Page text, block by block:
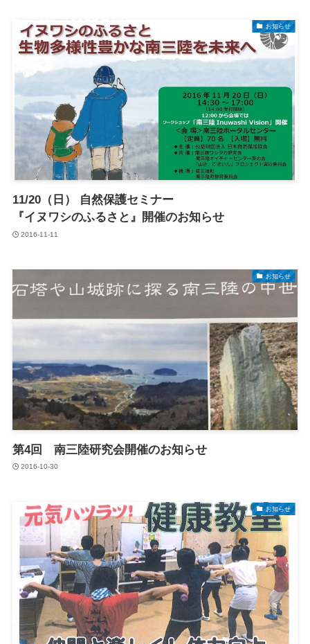
お知らせ
11/20（日） 自然保護セミナー
『イヌワシのふるさと』開催のお知らせ
2016-11-11
お知らせ
第4回 南三陸研究会開催のお知らせ
2016-10-30
お知らせ